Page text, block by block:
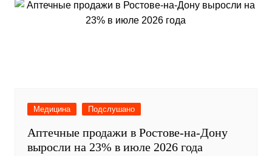
Медицина Подслушано
Аптечные продажи в Ростове-на-Дону
выросли на 23% в июле 2026 года